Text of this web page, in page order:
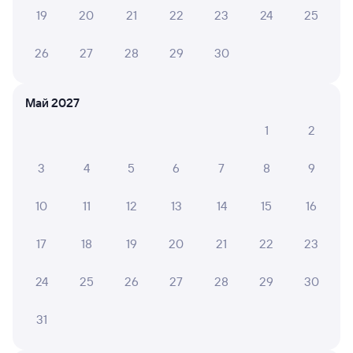
10 ГАЛИНА Е.
Комфортно и удобно. Спасибо.
19 20 21 22 23 24 25
26 27 28 29 30
Май 2027
1
2
3 4 5 6 7 8 9
10 11 12 13 14 15 16
17 18 19 20 21 22 23
24 25 26 27 28 29 30
31